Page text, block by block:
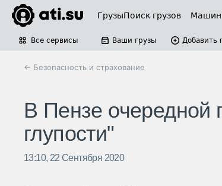
ГрузыПоиск грузов
Все сервисы Ваши грузы Добавить
← Безопасность и страхование
В Пензе очередной
глупости"
13:10, 22 Сентября 2020